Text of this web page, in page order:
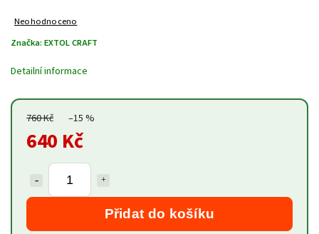
Neohodnoceno
Značka: EXTOL CRAFT
760 Kč –15 %
640 Kč
Přidat do košíku
Detailní informace